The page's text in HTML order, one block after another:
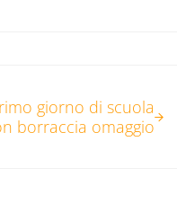
giorno di scuola
borraccia omaggio